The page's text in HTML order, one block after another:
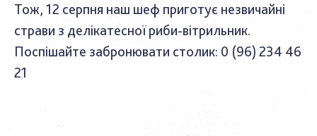
Тож, 12 серпня наш шеф приготує незвичайні
страви з делікатесної риби-вітрильник.
Поспішайте забронювати столик: 0 (96) 234 46
21